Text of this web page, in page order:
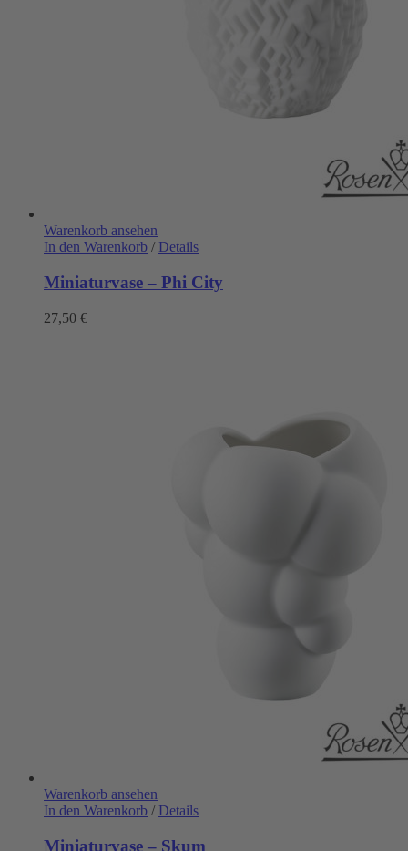
Warenkorb ansehen
In den Warenkorb / Details
Miniaturvase – Phi City
27,50 €
Warenkorb ansehen
In den Warenkorb / Details
Miniaturvase – Skum